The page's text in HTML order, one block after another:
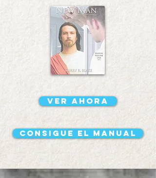
VER AHORA
Consigue el manual